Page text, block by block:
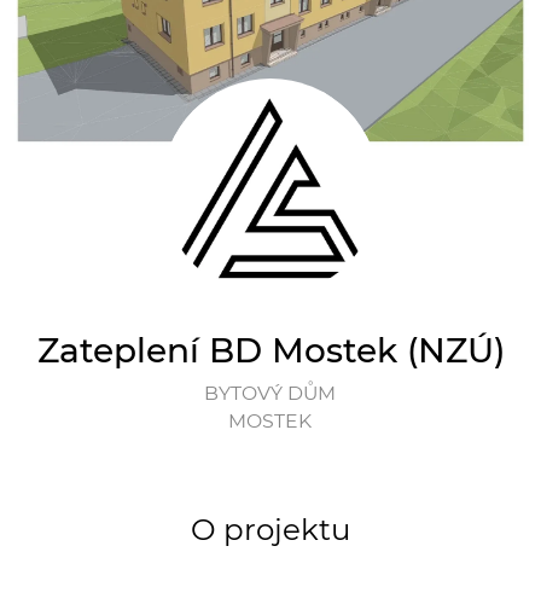
Zateplení BD Mostek (NZÚ)
BYTOVÝ DŮM
MOSTEK
O projektu